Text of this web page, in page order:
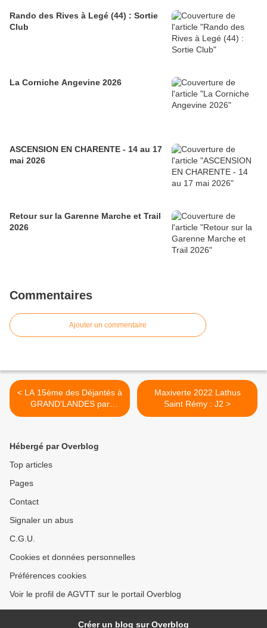
Rando des Rives à Legé (44) : Sortie
Club
La Corniche Angevine 2026
ASCENSION EN CHARENTE - 14 au 17
mai 2026
Retour sur la Garenne Marche et Trail
2026
Commentaires
Ajouter un commentaire
< LA 15ème des Déjantés à
GRAND'LANDES par
Roseline
Maxiverte 2022 Lathus
Saint Rémy : J2 >
Hébergé par Overblog
Top articles
Pages
Contact
Signaler un abus
C.G.U.
Cookies et données personnelles
Préférences cookies
Voir le profil de AGVTT sur le portail Overblog
Créer un blog sur Overblog